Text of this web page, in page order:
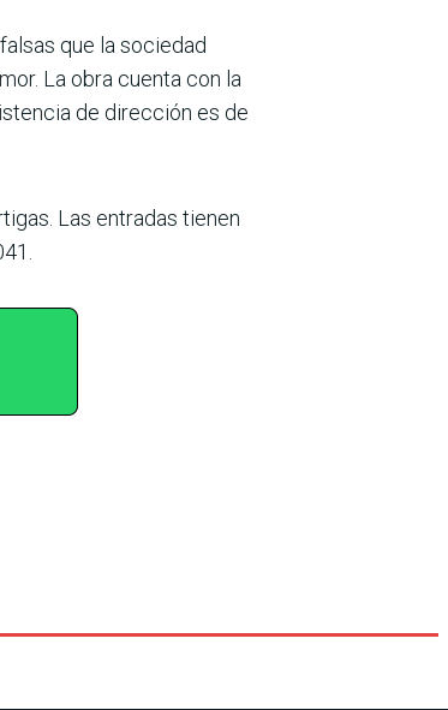
que la sociedad
La obra cuenta con la
de dirección es de
Las entradas tienen